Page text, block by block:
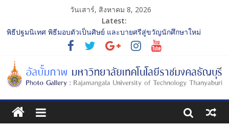
วันเสาร์, สิงหาคม 8, 2026
Latest:
พิธีปฐมนิเทศ พิธีมอบตัวเป็นศิษย์ และบายศรีสู่ขวัญนักศึกษาใหม่
ประจำปีการศึกษา 2568 รุ่นที่ 2
การประกวดทูตกิจกรรม ประจำปีการศึกษา 2568 “RMUTT Freshy
2025 Time to Nine-T”
โครงการแลกเปลี่ยนเรียนรู้บทบาทของกรรมการสภามหาวิทยาลัย
เทคโนโลยีราชมงคลธัญบุรี
รับน้องเข้าคณะศิลปกรรมศาสตร์ “โยนลูกรักษ์”
พิธีปฐมนิเทศ พิธีมอบตัวเป็นศิษย์ และบายศรีสู่ขวัญนักศึกษาใหม่
ประจำปีการศึกษา 2568 รุ่นที่ 3